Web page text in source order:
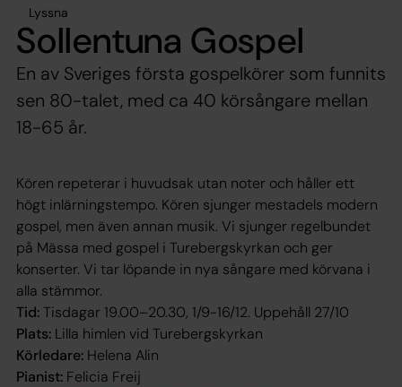
Lyssna
Sollentuna Gospel
En av Sveriges första gospelkörer som funnits
sen 80-talet, med ca 40 körsångare mellan
18-65 år.
Kören repeterar i huvudsak utan noter och håller ett
högt inlärningstempo. Kören sjunger mestadels modern
gospel, men även annan musik. Vi sjunger regelbundet
på Mässa med gospel i Turebergskyrkan och ger
konserter. Vi tar löpande in nya sångare med körvana i
alla stämmor.
Tid:Tisdagar 19.00–20.30, 1/9-16/12. Uppehåll 27/10
Plats: Lilla himlen vid Turebergskyrkan
Körledare: Helena Alin
Pianist: Felicia Freij